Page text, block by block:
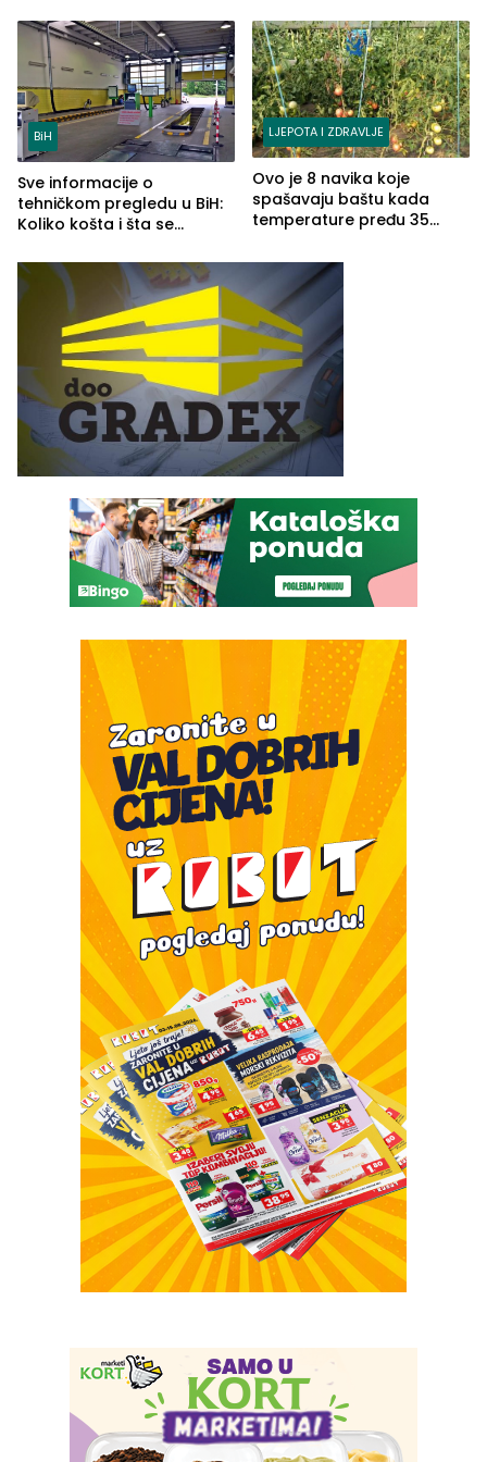
jezera
BiH
Sve informacije o
tehničkom pregledu u BiH:
Koliko košta i šta se
LJEPOTA I ZDRAVLJE
Ovo je 8 navika koje
spašavaju baštu kada
temperature pređu 35